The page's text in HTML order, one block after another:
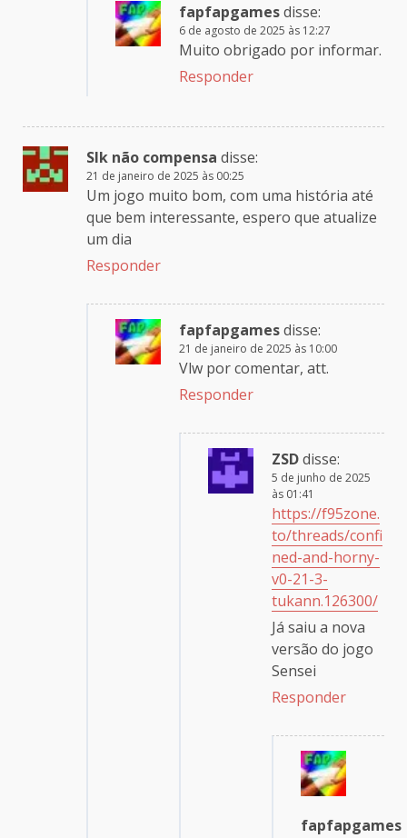
fapfapgamesdisse:
6 de agosto de 2025 às 12:27
Muito obrigado por informar.
Responder
Slk não compensa disse:
21 de janeiro de 2025 às 00:25
Um jogo muito bom, com uma história até
que bem interessante, espero que atualize
um dia
Responder
fapfapgamesdisse:
21 de janeiro de 2025 às 10:00
Vlw por comentar, att.
Responder
ZSDdisse:
5 de junho de 2025
às 01:41
https://f95zone.
to/threads/confi
ned-and-horny-
v0-21-3-
tukann.126300/
Já saiu a nova
versão do jogo
Sensei
Responder
fapfapgames